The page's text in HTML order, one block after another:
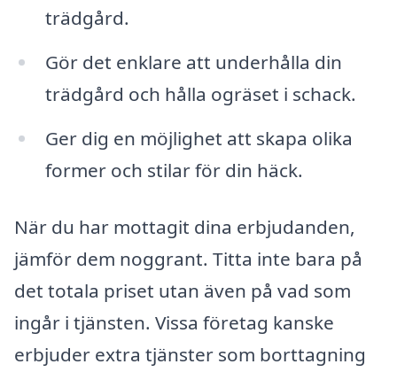
trädgård.
Gör det enklare att underhålla din
trädgård och hålla ogräset i schack.
Ger dig en möjlighet att skapa olika
former och stilar för din häck.
När du har mottagit dina erbjudanden,
jämför dem noggrant. Titta inte bara på
det totala priset utan även på vad som
ingår i tjänsten. Vissa företag kanske
erbjuder extra tjänster som borttagning